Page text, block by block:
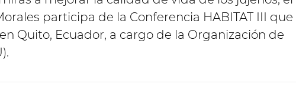
participa de la Conferencia HABITAT III que
Quito, Ecuador, a cargo de la Organización de